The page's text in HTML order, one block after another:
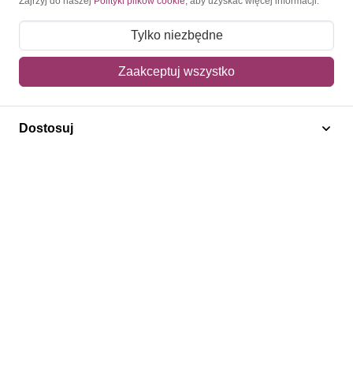
Mój koszyk
Adres dostawy
Polecamy
Tylko niezbędne
Zaakceptuj wszystko
Dostosuj